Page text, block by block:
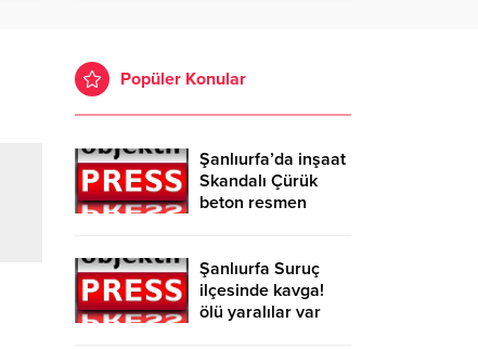
Popüler Konular
Şanlıurfa’da inşaat
Skandalı Çürük
beton resmen
Şanlıurfa Suruç
ilçesinde kavga!
ölü yaralılar var